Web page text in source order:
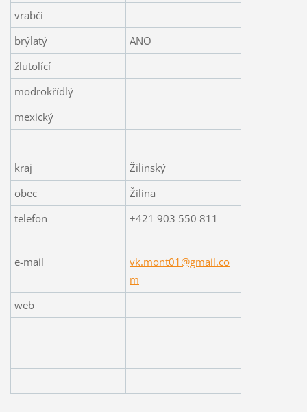
vrabčí
brýlatý
ANO
žlutolící
modrokřídlý
mexický
kraj
Žilinský
obec
Žilina
telefon
+421 903 550 811
e-mail
vk.mont01@gmail.co
m
web